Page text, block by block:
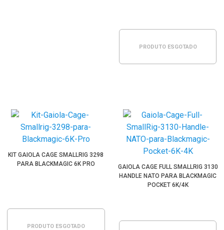
PRODUTO ESGOTADO
KIT GAIOLA CAGE SMALLRIG 3298
PARA BLACKMAGIC 6K PRO
PRODUTO ESGOTADO
GAIOLA CAGE FULL SMALLRIG 3130
HANDLE NATO PARA BLACKMAGIC
POCKET 6K/4K